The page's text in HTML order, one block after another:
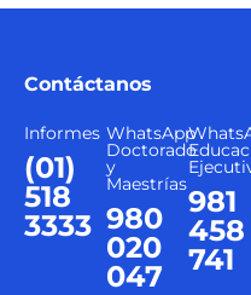
Contáctanos
Informes
(01)
518
3333
WhatsApp
Doctorado
y
Maestrías
980
020
047
981
458
741